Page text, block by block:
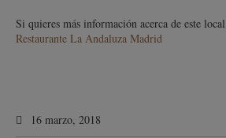
Si quieres más información acerca de este
Restaurante La Andaluza Madrid
16 marzo, 2018